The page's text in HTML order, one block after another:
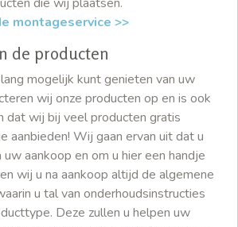
montageservice >>
de producten
mogelijk kunt genieten van uw
wij onze producten op en is ook
dat wij bij veel producten gratis
aanbieden! Wij gaan ervan uit dat u
aankoop en om u hier een handje
wij u na aankoop altijd de algemene
u tal van onderhoudsinstructies
Deze zullen u helpen uw